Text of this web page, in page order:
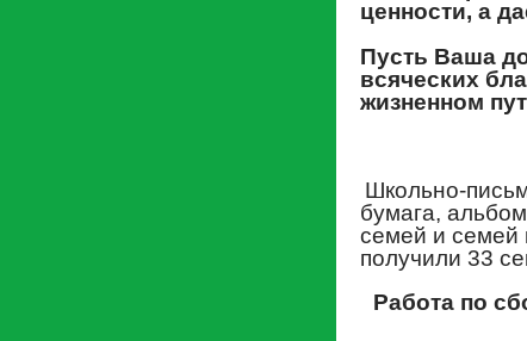
ценности, а
Пусть Ваша
всяческих
жизненном
Школьно-
бумага,
семей и семей
получили 33
Работа по